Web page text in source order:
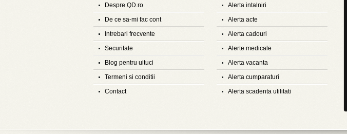
Despre QD.ro
De ce sa-mi fac cont
Intrebari frecvente
Securitate
Blog pentru uituci
Termeni si conditii
Contact
Alerta intalniri
Alerta acte
Alerta cadouri
Alerte medicale
Alerta vacanta
Alerta cumparaturi
Alerta scadenta utilitati